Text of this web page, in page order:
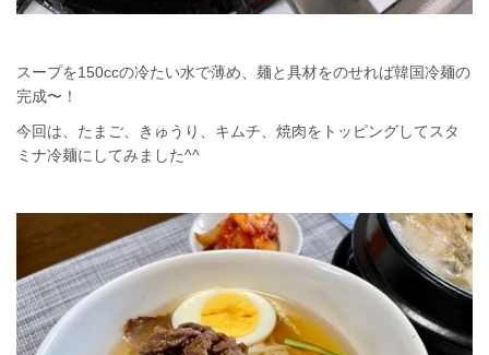
スープを150ccの冷たい水で薄め、麺と具材をのせれば韓国冷麺の
完成〜！
今回は、たまご、きゅうり、キムチ、焼肉をトッピングしてスタ
ミナ冷麺にしてみました^^